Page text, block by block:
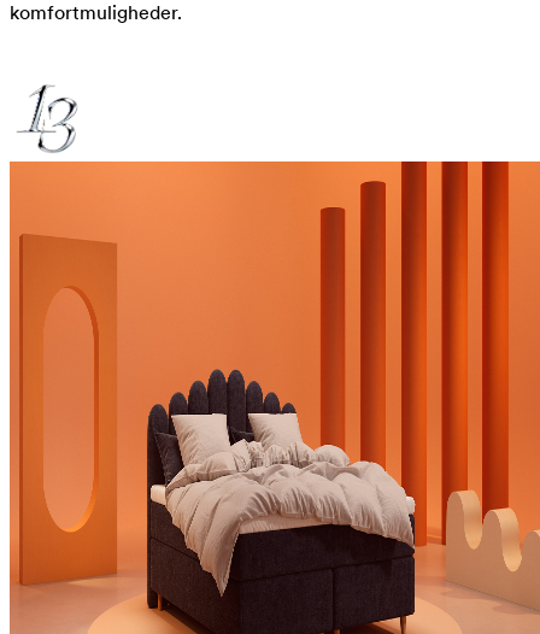
komfortmuligheder.